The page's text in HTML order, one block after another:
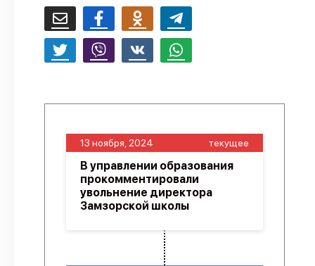
13 ноября, 2024 текущее
В управлении образования
прокомментировали
увольнение директора
Замзорской школы